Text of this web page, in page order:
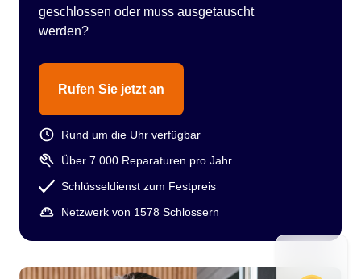
geschlossen oder muss ausgetauscht
werden?
Rufen Sie jetzt an
Rund um die Uhr verfügbar
Über 7 000 Reparaturen pro Jahr
Schlüsseldienst zum Festpreis
Netzwerk von 1578 Schlossern